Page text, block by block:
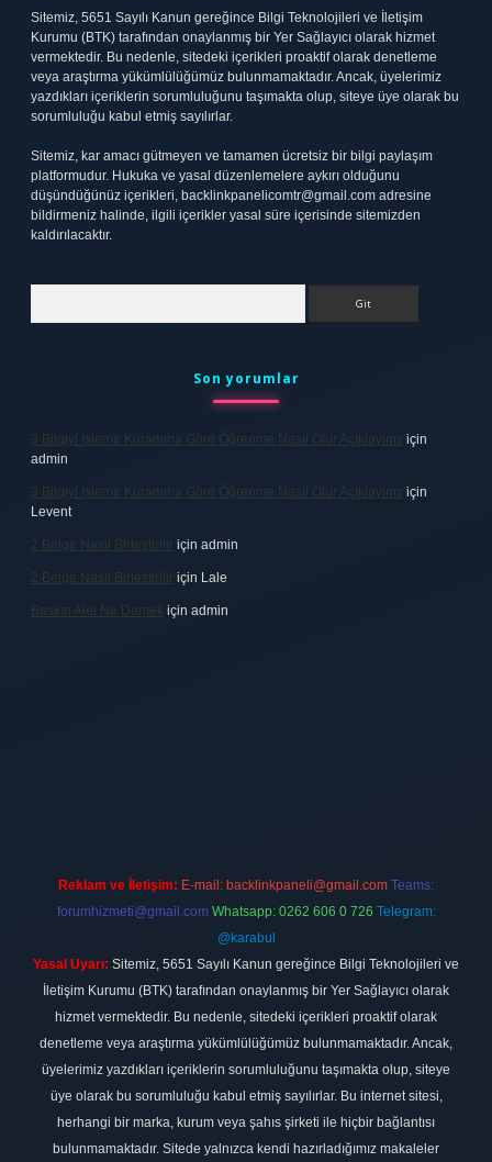
Sitemiz, 5651 Sayılı Kanun gereğince Bilgi Teknolojileri ve İletişim
Kurumu (BTK) tarafından onaylanmış bir Yer Sağlayıcı olarak hizmet
vermektedir. Bu nedenle, sitedeki içerikleri proaktif olarak denetleme
veya araştırma yükümlülüğümüz bulunmamaktadır. Ancak, üyelerimiz
yazdıkları içeriklerin sorumluluğunu taşımakta olup, siteye üye olarak bu
sorumluluğu kabul etmiş sayılırlar.
Sitemiz, kar amacı gütmeyen ve tamamen ücretsiz bir bilgi paylaşım
platformudur. Hukuka ve yasal düzenlemelere aykırı olduğunu
düşündüğünüz içerikleri, backlinkpanelicomtr@gmail.com adresine
bildirmeniz halinde, ilgili içerikler yasal süre içerisinde sitemizden
kaldırılacaktır.
Son yorumlar
3 Bilgiyi Işleme Kuramına Göre Öğrenme Nasıl Olur Açıklayınız için
admin
3 Bilgiyi Işleme Kuramına Göre Öğrenme Nasıl Olur Açıklayınız için
Levent
2 Belge Nasıl Birleştirilir için admin
2 Belge Nasıl Birleştirilir için Lale
Baskın Alel Ne Demek için admin
Reklam ve İletişim: E-mail: backlinkpaneli@gmail.com Teams:
forumhizmeti@gmail.com Whatsapp: 0262 606 0 726 Telegram:
@karabul
Yasal Uyarı: Sitemiz, 5651 Sayılı Kanun gereğince Bilgi Teknolojileri ve
İletişim Kurumu (BTK) tarafından onaylanmış bir Yer Sağlayıcı olarak
hizmet vermektedir. Bu nedenle, sitedeki içerikleri proaktif olarak
denetleme veya araştırma yükümlülüğümüz bulunmamaktadır. Ancak,
üyelerimiz yazdıkları içeriklerin sorumluluğunu taşımakta olup, siteye
üye olarak bu sorumluluğu kabul etmiş sayılırlar. Bu internet sitesi,
herhangi bir marka, kurum veya şahıs şirketi ile hiçbir bağlantısı
bulunmamaktadır. Sitede yalnızca kendi hazırladığımız makaleler